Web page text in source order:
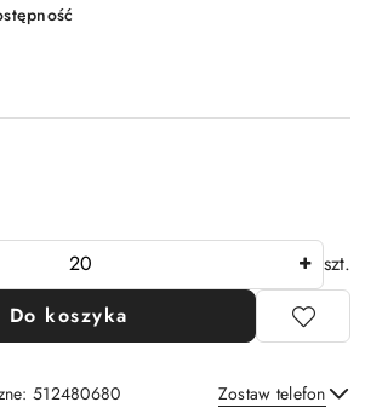
szt.
Do koszyka
512480680 Zostaw telefon